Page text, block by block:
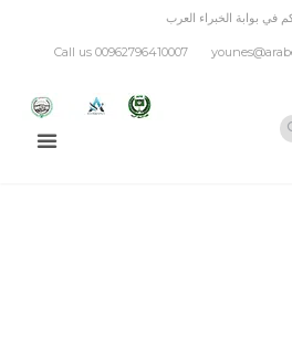
في بوابة الخبراء العرب
Call us 00962796410007